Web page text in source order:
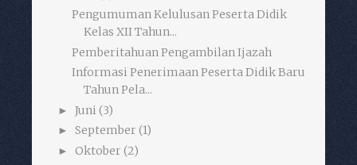
Pengumuman Kelulusan Peserta Didik
Kelas XII Tahun...
Pemberitahuan Pengambilan Ijazah
Informasi Penerimaan Peserta Didik Baru
Tahun Pela...
► Juni (3)
► September (1)
► Oktober (2)